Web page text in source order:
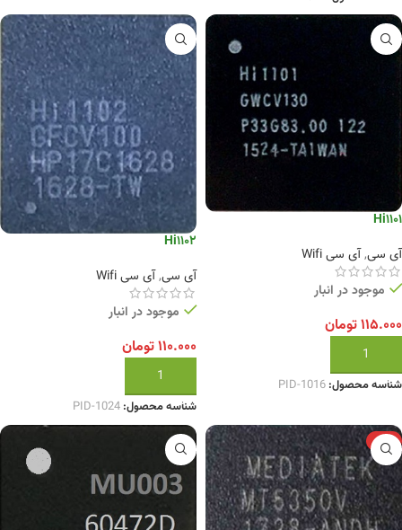
Hi1101
آی سی,آی سی Wifi
موجود در انبار
۱۱۵.۰۰۰تومان
افزودن به سبد خرید
شناسه محصول: PID-1016
Hi1102
آی سی,آی سی Wifi
موجود در انبار
۱۱۰.۰۰۰تومان
افزودن به سبد خرید
شناسه محصول: PID-1024
-6%